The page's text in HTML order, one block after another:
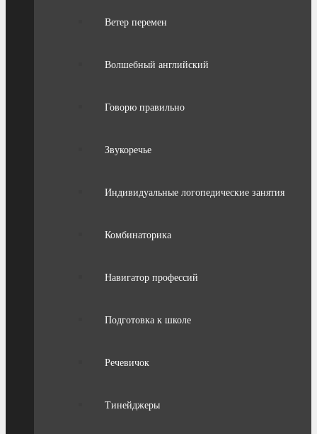
Ветер перемен
Волшебный английский
Говорю правильно
Звукоречье
Индивидуальные логопедические занятия
Комбинаторика
Навигатор профессий
Подготовка к школе
Речевичок
Тинейджеры